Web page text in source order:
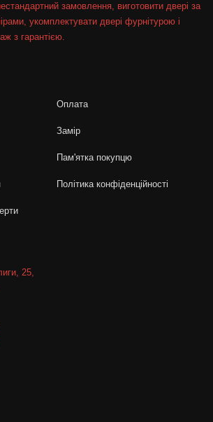
замовлення, виготовити двері за
укомплектувати двері фурнітурою і
з гарантією.
Оплата
Замір
Пам'ятка покупцю
Політика конфіденційності
25,